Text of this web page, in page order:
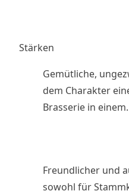
Stärken
Gemütliche,
dem Charakter
Brasserie in einem.
Freundlicher und
sowohl für